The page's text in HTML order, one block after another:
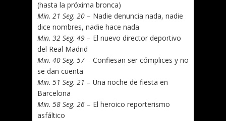
(hasta la próxima bronca)
Min. 21 Seg. 20 – Nadie denuncia nada, nadie
dice nombres, nadie hace nada
Min. 32 Seg. 49 – El nuevo director deportivo
del Real Madrid
Min. 40 Seg. 57 – Confiesan ser cómplices y no
se dan cuenta
Min. 51 Seg. 21 – Una noche de fiesta en
Barcelona
Min. 58 Seg. 26 – El heroico reporterismo
asfáltico